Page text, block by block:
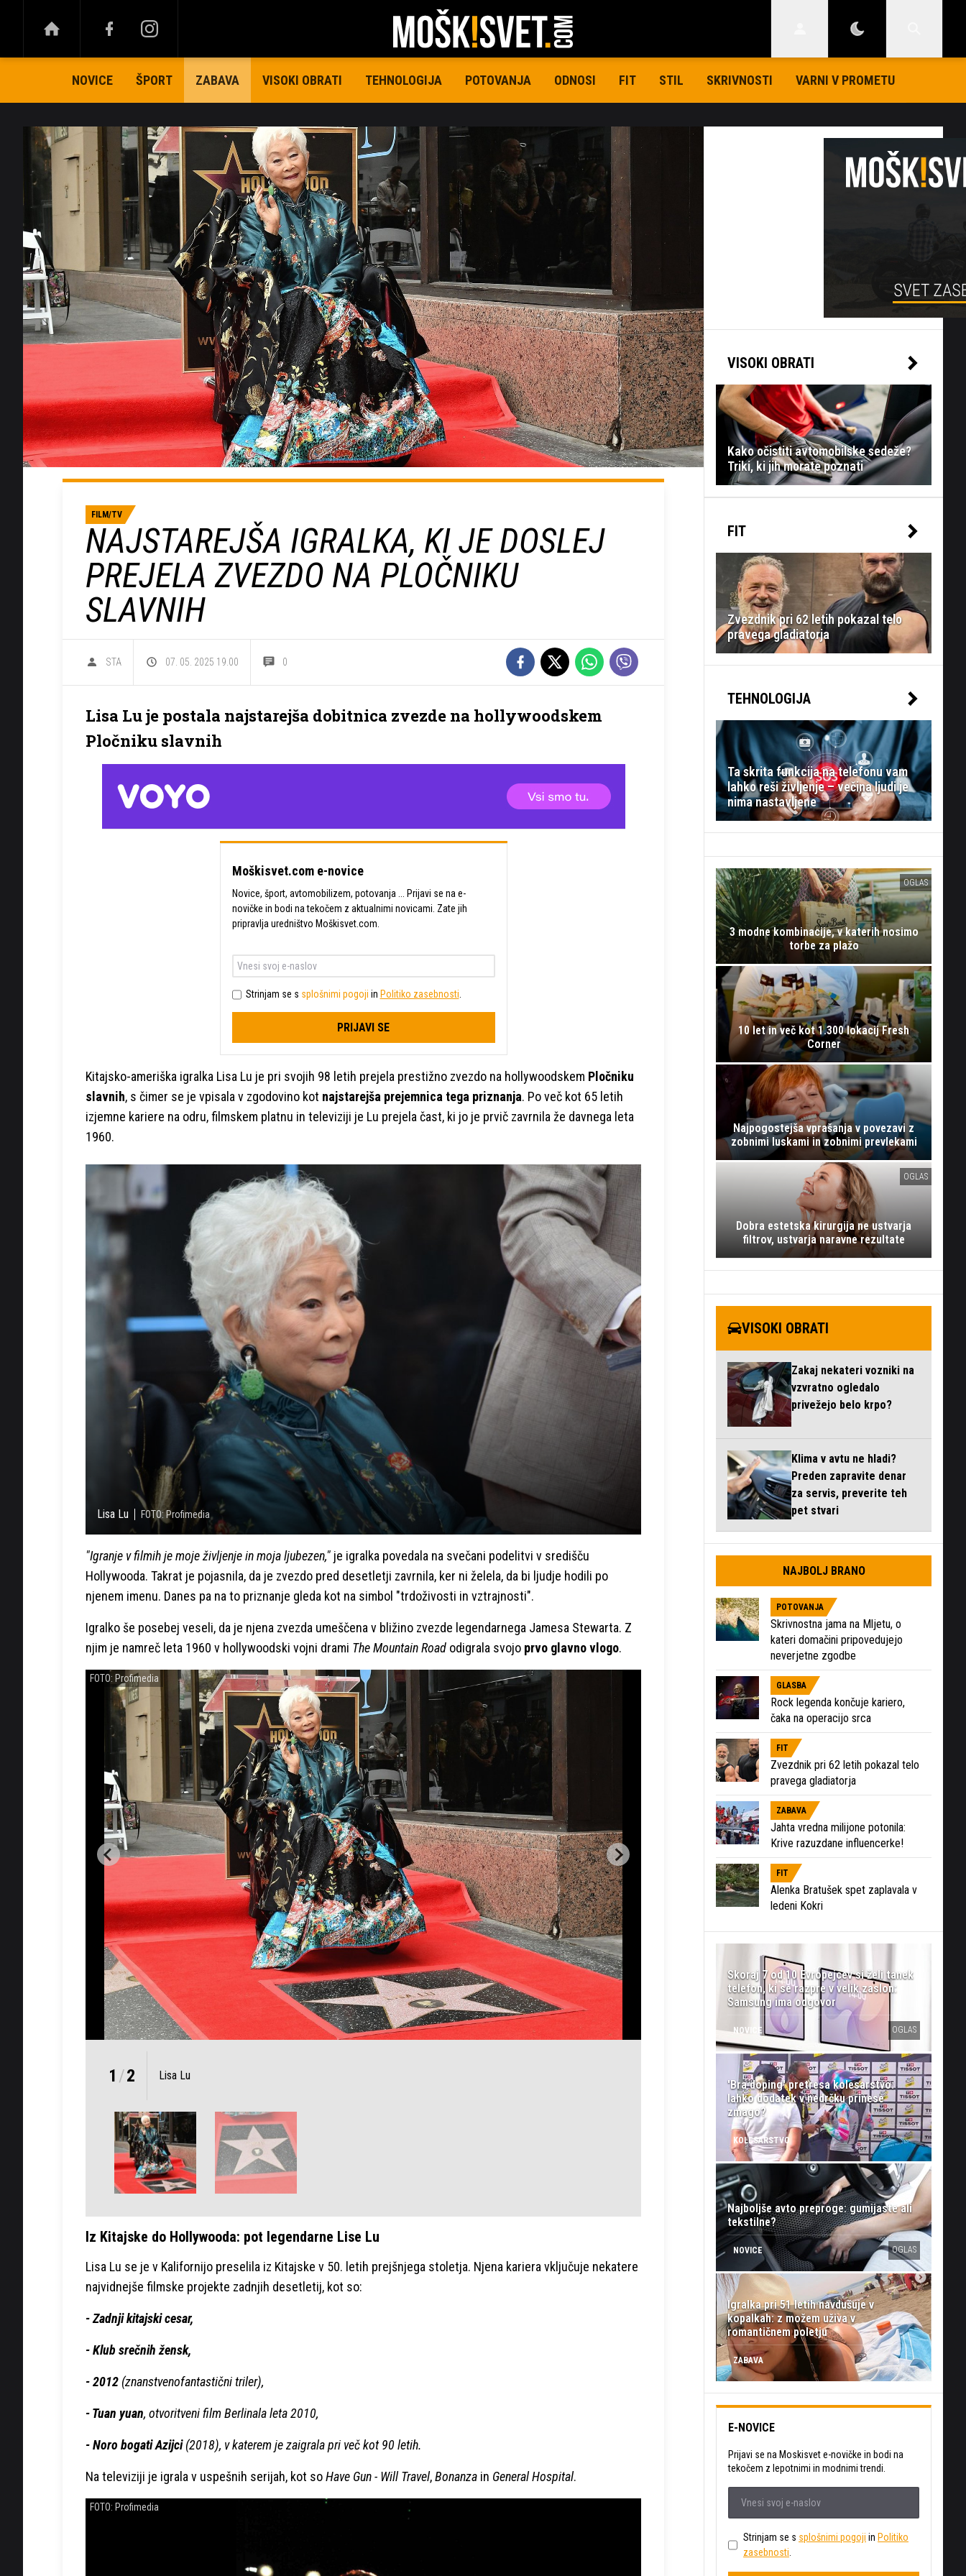
NOVICE ŠPORT ZABAVA VISOKI OBRATI TEHNOLOGIJA POTOVANJA ODNOSI FIT STIL SKRIVNOSTI VARNI V PROMETU
FILM/TV
NAJSTAREJŠA IGRALKA, KI JE DOSLEJ
PREJELA ZVEZDO NA PLOČNIKU
SLAVNIH
STA 07. 05. 2025 19.00 0
Lisa Lu je postala najstarejša dobitnica zvezde na hollywoodskem
Pločniku slavnih
Moškisvet.com e-novice
Novice, šport, avtomobilizem, potovanja ... Prijavi se na e-
novičke in bodi na tekočem z aktualnimi novicami. Zate jih
pripravlja uredništvo Moškisvet.com.
Strinjam se s splošnimi pogoji in Politiko zasebnosti
PRIJAVI SE
Kitajsko-ameriška igralka Lisa Lu je pri svojih 98 letih prejela prestižno zvezdo na hollywoodskem Pločniku
slavnih, s čimer se je vpisala v zgodovino kot najstarejša prejemnica tega priznanja. Po več kot 65 letih
izjemne kariere na odru, filmskem platnu in televiziji je Lu prejela čast, ki jo je prvič zavrnila že davnega leta
1960.
Lisa Lu FOTO: Profimedia
"Igranje v filmih je moje življenje in moja ljubezen," je igralka povedala na svečani podelitvi v središču
Hollywooda. Takrat je pojasnila, da je zvezdo pred desetletji zavrnila, ker ni želela, da bi ljudje hodili po
njenem imenu. Danes pa na to priznanje gleda kot na simbol "trdoživosti in vztrajnosti".
Igralko še posebej veseli, da je njena zvezda umeščena v bližino zvezde legendarnega Jamesa Stewarta. Z
njim je namreč leta 1960 v hollywoodski vojni drami The Mountain Road odigrala svojo prvo glavno vlogo.
FOTO: Profimedia
1 /2 Lisa Lu
Iz Kitajske do Hollywooda: pot legendarne Lise Lu
Lisa Lu se je v Kalifornijo preselila iz Kitajske v 50. letih prejšnjega stoletja. Njena kariera vključuje nekatere
najvidnejše filmske projekte zadnjih desetletij, kot so:
- Zadnji kitajski cesar,
- Klub srečnih žensk,
- 2012 (znanstvenofantastični triler),
- Tuan yuan, otvoritveni film Berlinala leta 2010,
- Noro bogati Azijci(2018), v katerem je zaigrala pri več kot 90 letih.
Na televiziji je igrala v uspešnih serijah, kot soHave Gun - Will Travel,Bonanza in General Hospital.
FOTO: Profimedia
VISOKI OBRATI
Kako očistiti avtomobilske sedeže?
Triki, ki jih morate poznati
FIT
Zvezdnik pri 62 letih pokazal telo
pravega gladiatorja
TEHNOLOGIJA
Ta skrita funkcija na telefonu vam
lahko reši življenje – večina ljudi je
nima nastavljene
OGLAS
3 modne kombinacije, v katerih nosimo
torbe za plažo
10 let in več kot 1.300 lokacij Fresh
Corner
Najpogostejša vprašanja v povezavi z
zobnimi luskami in zobnimi prevlekami
OGLAS
Dobra estetska kirurgija ne ustvarja
filtrov, ustvarja naravne rezultate
VISOKI OBRATI
Zakaj nekateri vozniki na
vzvratno ogledalo
privežejo belo krpo?
Klima v avtu ne hladi?
Preden zapravite denar
za servis, preverite teh
pet stvari
NAJBOLJ BRANO
POTOVANJA
Skrivnostna jama na Mljetu, o
kateri domačini pripovedujejo
neverjetne zgodbe
GLASBA
Rock legenda končuje kariero,
čaka na operacijo srca
FIT
Zvezdnik pri 62 letih pokazal telo
pravega gladiatorja
ZABAVA
Jahta vredna milijone potonila:
Krive razuzdane influencerke!
FIT
Alenka Bratušek spet zaplavala v
ledeni Kokri
Skoraj 7 od 10 Evropejcev si želi tanek
telefon, ki se razpre v velik zaslon:
Samsung ima odgovor
NOVICE OGLAS
'Bra doping' pretresa kolesarstvo:
lahko dodatek v nedrčku prinese
zmago?
KOLESARSTVO
Najboljše avto preproge: gumijaste ali
tekstilne?
NOVICE OGLAS
Igralka pri 51 letih navdušuje v
kopalkah: z možem uživa v
romantičnem poletju
ZABAVA
E-NOVICE
Prijavi se na Moskisvet e-novičke in bodi na
tekočem z lepotnimi in modnimi trendi.
Strinjam se s splošnimi pogoji in Politiko
zasebnosti